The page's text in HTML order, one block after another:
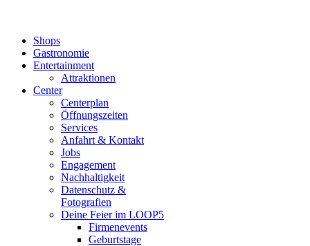
Shops
Gastronomie
Entertainment
Attraktionen
Center
Centerplan
Öffnungszeiten
Services
Anfahrt & Kontakt
Jobs
Engagement
Nachhaltigkeit
Datenschutz &
Fotografien
Deine Feier im LOOP5
Firmenevents
Geburtstage